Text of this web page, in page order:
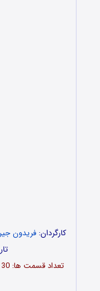
کارگردان:فریدون